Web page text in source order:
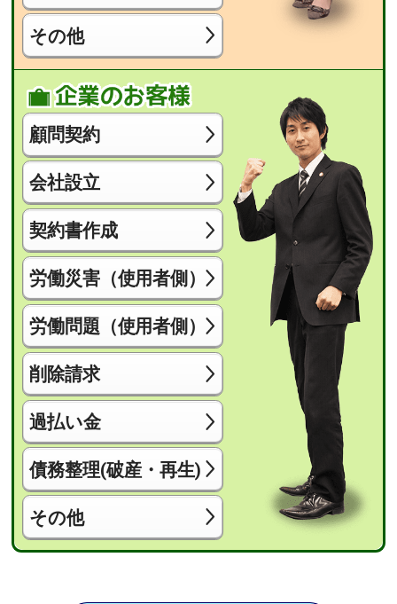
その他
顧問契約
会社設立
契約書作成
労働災害（使用者側）
労働問題（使用者側）
削除請求
過払い金
債務整理(破産・再生)
その他